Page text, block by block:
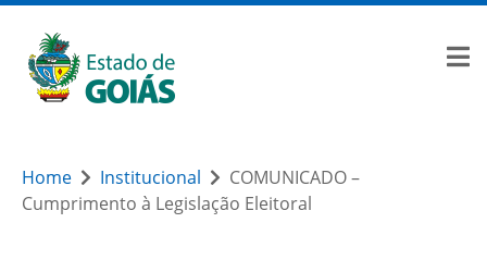
Home Institucional
COMUNICADO –
Cumprimento à Legislação Eleitoral